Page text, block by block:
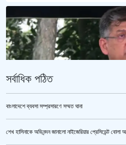
পুলিশ কোনো বিশেষ দলের বা গোষ্ঠীর লাঠিয়াল বাহিনী নয় :
সর্বাধিক পঠিত
বাংলাদেশে ব্যবসা সম্প্রসারণে সম্মত ঘানা
শেখ হাসিনাকে অভিনন্দন জানালো নাইজেরিয়ার প্রেসিডেন্ট